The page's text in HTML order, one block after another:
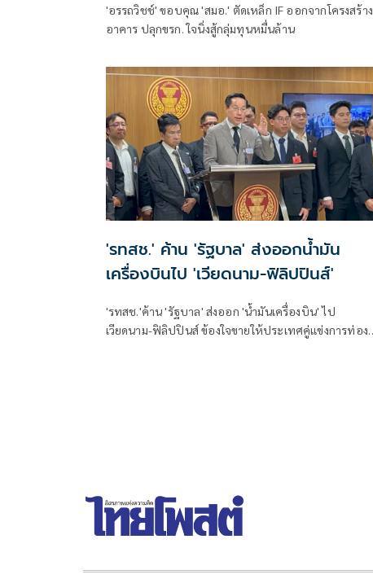
'อรรถวิชช์' ขอบคุณ 'สมอ.' ตัดเหล็ก IF ออกจากโครงสร้าง
อาคาร ปลุกขรก. ใจนิ่งสู้กลุ่มทุนหมื่นล้าน
'รทสช.' ค้าน 'รัฐบาล' ส่งออกน้ำมัน
เครื่องบินไป 'เวียดนาม-ฟิลิปปินส์'
'รทสช.'ค้าน 'รัฐบาล' ส่งออก 'น้ำมันเครื่องบิน' ไป
เวียดนาม-ฟิลิปปินส์ ข้องใจขายให้ประเทศคู่แข่งการท่อง